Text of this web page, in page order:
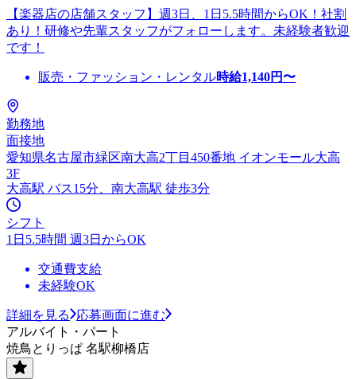
【楽器店の店舗スタッフ】週3日、1日5.5時間からOK！社割
あり！研修や先輩スタッフがフォローします。未経験者歓迎
です！
販売・ファッション・レンタル時給1,140円〜
勤務地
面接地
愛知県名古屋市緑区南大高2丁目450番地 イオンモール大高
3F
大高駅 バス15分、南大高駅 徒歩3分
シフト
1日5.5時間 週3日からOK
交通費支給
未経験OK
詳細を見る
応募画面に進む
アルバイト・パート
焼鳥とりっぱ 名駅柳橋店